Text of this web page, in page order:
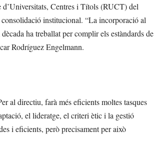
Centres i Títols (RUCT) del
consolidació institucional. “La incorporació al
ha treballat per complir els estàndards de
Rodríguez Engelmann.
al directiu, farà més eficients moltes tasques
el lideratge, el criteri ètic i la gestió
i eficients, però precisament per això